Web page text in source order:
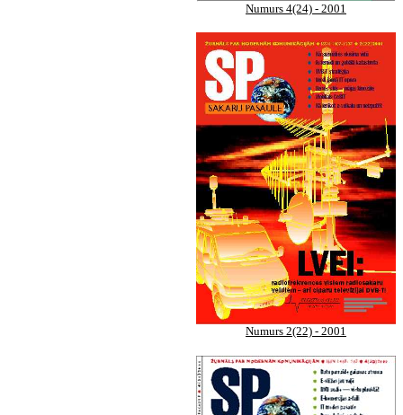
Numurs 4(24) - 2001
Numurs 2(22) - 2001